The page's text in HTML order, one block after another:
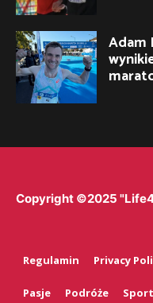
Adam
Copyright ©2025
Regulamin Privacy
Pasje Podróże Sport